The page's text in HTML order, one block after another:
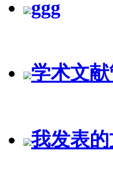
ggg
学术文
我发表